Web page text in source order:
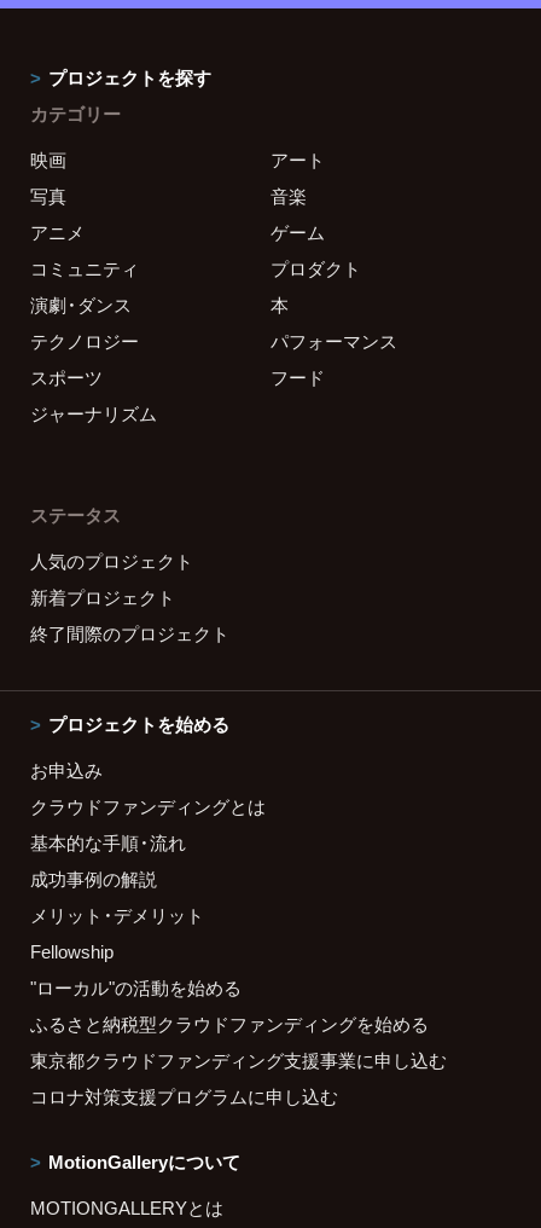
プロジェクトを探す
カテゴリー
映画
アート
写真
音楽
アニメ
ゲーム
コミュニティ
プロダクト
演劇・ダンス
本
テクノロジー
パフォーマンス
スポーツ
フード
ジャーナリズム
ステータス
人気のプロジェクト
新着プロジェクト
終了間際のプロジェクト
プロジェクトを始める
お申込み
クラウドファンディングとは
基本的な手順・流れ
成功事例の解説
メリット・デメリット
Fellowship
"ローカル"の活動を始める
ふるさと納税型クラウドファンディングを始める
東京都クラウドファンディング支援事業に申し込む
コロナ対策支援プログラムに申し込む
MotionGalleryについて
MOTIONGALLERYとは